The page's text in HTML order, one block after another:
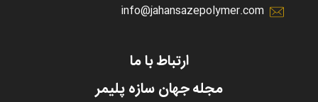
info@jahansazepolymer.com
ارتباط با ما
مجله جهان سازه پلیمر